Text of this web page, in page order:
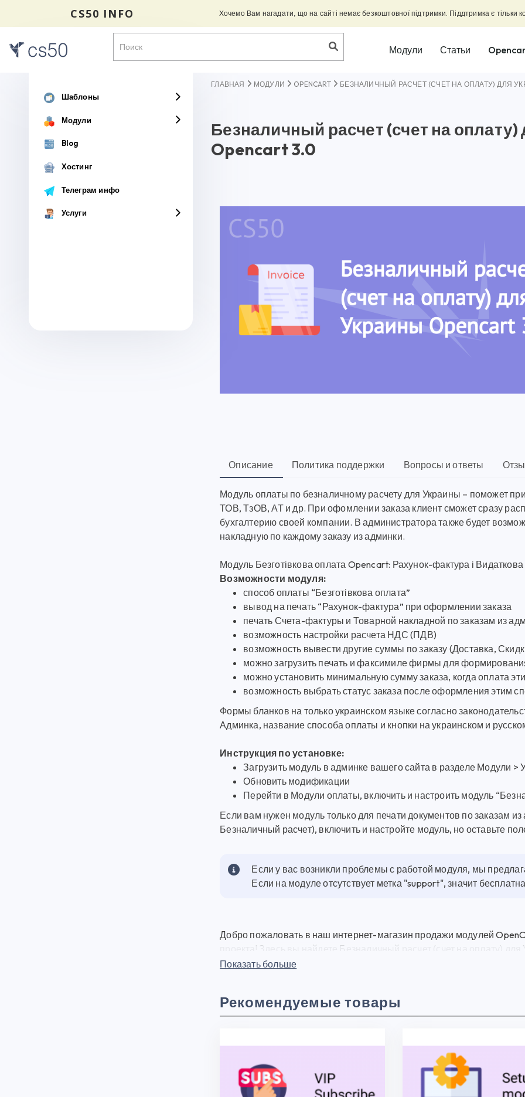
CS50 INFO Хочемо Вам нагадати, що на сайті немає безкоштовної підтримки. Піддтримка є тільки
Модули Статьи
Шаблоны
Модули
Blog
Хостинг
Телеграм инфо
Услуги
ГЛАВНАЯ МОДУЛИ OPENCART БЕЗНАЛИЧНЫЙ РАСЧЕТ (СЧЕТ НА ОПЛАТУ) ДЛЯ
Безналичный расчет (счет на
Opencart 3.0
Описание Политика поддержки Вопросы и ответы
Модуль оплаты по безналичному расчету для Украины – поможет
ТОВ, ТзОВ, АТ и др. При офомлении заказа клиент сможет сразу
бухгалтерию своей компании. В администратора также будет
накладную по каждому заказу из админки.
Модуль Безготівкова оплата Opencart: Рахунок-фактура і
Возможности модуля:
способ оплаты “Безготівкова оплата”
вывод на печать “Рахунок-фактура” при оформлении заказа
печать Счета-фактуры и Товарной накладной по заказам из
возможность настройки расчета НДС (ПДВ)
возможность вывести другие суммы по заказу (Доставка,
можно загрузить печать и факсимиле фирмы для
можно установить минимальную сумму заказа, когда оплата
возможность выбрать статус заказа после оформления этим
Формы бланков на только украинском языке согласно
Админка, название способа оплаты и кнопки на украинском и
Инструкция по установке:
Загрузить модуль в админке вашего сайта в разделе Модули >
Обновить модификации
Перейти в Модули оплаты, включить и настроить модуль
Если вам нужен модуль только для печати документов по заказам
Безналичный расчет), включить и настройте модуль, но оставьте
Если у вас возникли проблемы с работой модуля, мы
Если на модуле отсутствует метка "support", значит
Добро пожаловать в наш интернет-магазин продажи модулей
проекта! Здесь вы найдете Безналичный расчет (счет на оплату)
качественных плагинов и модулей для веб-разработки по
версию Безналичный расчет (счет на оплату) для Украины Opencart
Безналичный расчет (счет на оплату) для Украины Opencart 3.0 Мы
На нашем сайте вы найдете подробные описания каждого продукта
для своего бизнеса. Покупайте Безналичный расчет (счет на
выгодным ценам, и мы гарантируем вам качественный продукт и
разработаны опытной командой профессионалов, что обеспечивает
Показать больше
Рекомендуемые товары